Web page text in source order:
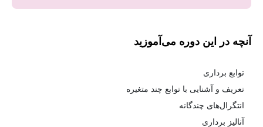
آنچه در این دوره می‌آموزید
توابع برداری
تعریف و آشنایی با توابع چند متغیره
انتگرال‌های چندگانه
آنالیز برداری